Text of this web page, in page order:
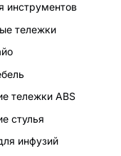
инструментов
тележки
тележки ABS
стулья
инфузий